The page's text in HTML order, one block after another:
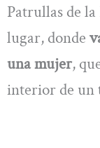
Patrullas de la
lugar, donde
una mujer,
interior de un